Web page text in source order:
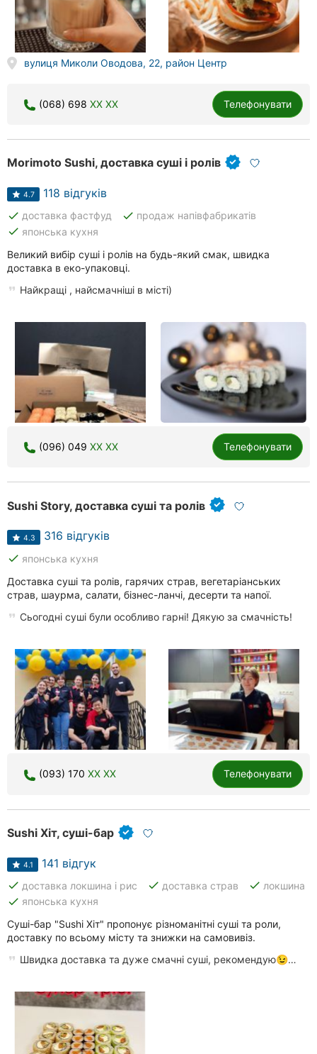
Кривий
Ріг
Миколаїв
Полтава
Чернігів
Чернівці
Суми
Івано-
Карпати
вулиця Миколи Оводова, 22, район Центр
(068) 698 XX XX Телефонувати
Morimoto Sushi, доставка суші і ролів
4.7 118 відгуків
done доставка фастфуд done продаж напівфабрикатів
done японська кухня
Великий вибір суші і ролів на будь-який смак, швидка
доставка в еко-упаковці.
Найкращі , найсмачніші в місті)
(096) 049 XX XX Телефонувати
Sushi Story, доставка суші та ролів
4.3 316 відгуків
done японська кухня
Доставка суші та ролів, гарячих страв, вегетаріанських
страв, шаурма, салати, бізнес-ланчі, десерти та напої.
Сьогодні суші були особливо гарні! Дякую за смачність!
(093) 170 XX XX Телефонувати
Sushi Хіт, суші-бар
4.1 141 відгук
done доставка локшина і рис done доставка страв done локшина
done японська кухня
Суші-бар "Sushi Хіт" пропонує різноманітні суші та роли,
доставку по всьому місту та знижки на самовивіз.
Швидка доставка та дуже смачні суші, рекомендую😉…